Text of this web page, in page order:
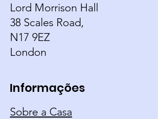
Lord Morrison Hall
38 Scales Road,
N17 9EZ
London
Informações
Sobre a Casa